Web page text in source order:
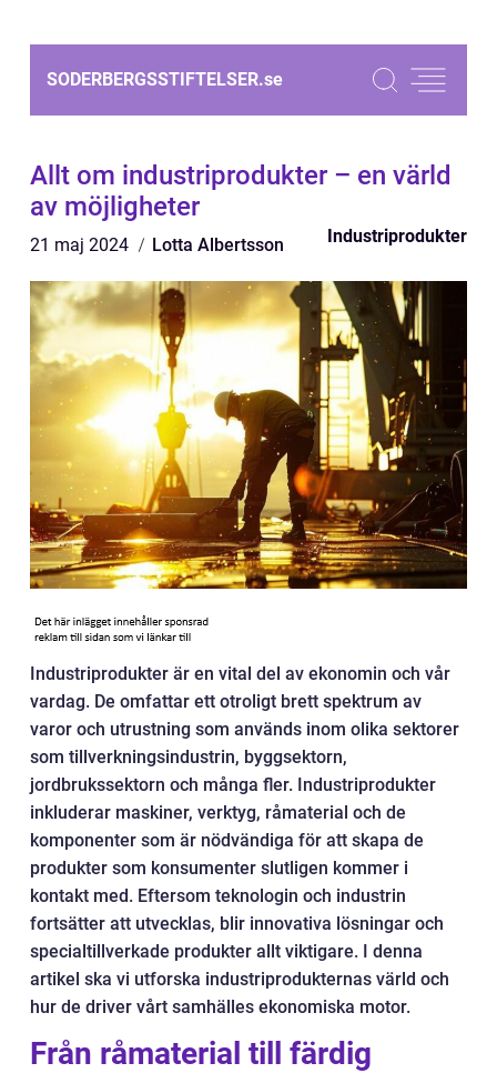
SODERBERGSSTIFTELSER.se
Allt om industriprodukter – en värld
av möjligheter
21 maj 2024 Lotta Albertsson Industriprodukter
Industriprodukter är en vital del av ekonomin och vår
vardag. De omfattar ett otroligt brett spektrum av
varor och utrustning som används inom olika sektorer
som tillverkningsindustrin, byggsektorn,
jordbrukssektorn och många fler. Industriprodukter
inkluderar maskiner, verktyg, råmaterial och de
komponenter som är nödvändiga för att skapa de
produkter som konsumenter slutligen kommer i
kontakt med. Eftersom teknologin och industrin
fortsätter att utvecklas, blir innovativa lösningar och
specialtillverkade produkter allt viktigare. I denna
artikel ska vi utforska industriprodukternas värld och
hur de driver vårt samhälles ekonomiska motor.
Från råmaterial till färdig